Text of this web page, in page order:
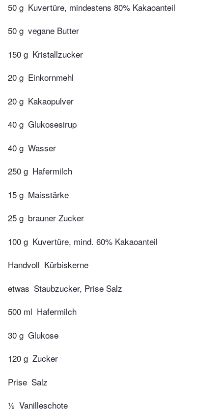
50 g Kuvertüre, mindestens 80% Kakaoanteil
50 g vegane Butter
150 g Kristallzucker
20 g Einkornmehl
20 g Kakaopulver
40 g Glukosesirup
40 g Wasser
250 g Hafermilch
15 g Maisstärke
25 g brauner Zucker
100 g Kuvertüre, mind. 60% Kakaoanteil
Handvoll Kürbiskerne
etwas Staubzucker, Prise Salz
500 ml Hafermilch
30 g Glukose
120 g Zucker
Prise Salz
½ Vanilleschote